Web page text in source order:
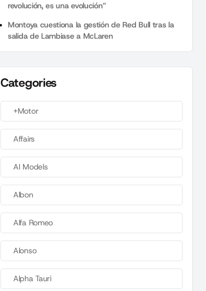
revolución, es una evolución”
Montoya cuestiona la gestión de Red Bull tras la
salida de Lambiase a McLaren
Categories
+Motor
Affairs
AI Models
Albon
Alfa Romeo
Alonso
Alpha Tauri